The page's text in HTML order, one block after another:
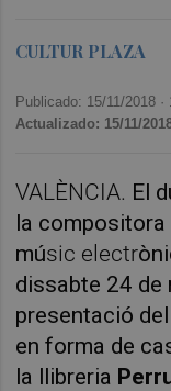
CULTUR PLAZA
Publicado: 15/11/2018 ·
Actualizado: 15/11/
VALÈNCIA. El
la compositora
músic electrò
dissabte 24 de
presentació
en forma de
la llibreria